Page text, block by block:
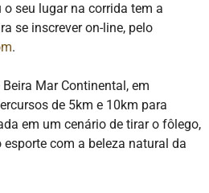
seu lugar na corrida tem a
se inscrever on-line, pelo
.
Mar Continental, em
de 5km e 10km para
em um cenário de tirar o fôlego,
com a beleza natural da